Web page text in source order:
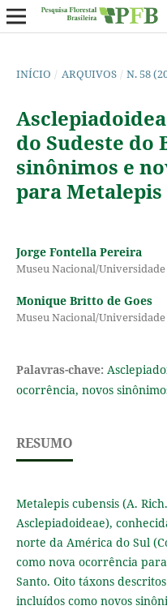
INÍCIO / ARQUIVOS / N. 58
do Sudeste do
sinônimos e
para
Jorge Fontella Pereira
Museu Nacional/
Monique Britto de Goes
Museu Nacional/
Palavras-chave:
ocorrência, novos
RESUMO
Metalepis cubensis (A.
Asclepiadoideae),
norte da América do Sul
como nova ocorrência
Santo. Oito táxons
incluídos como novos